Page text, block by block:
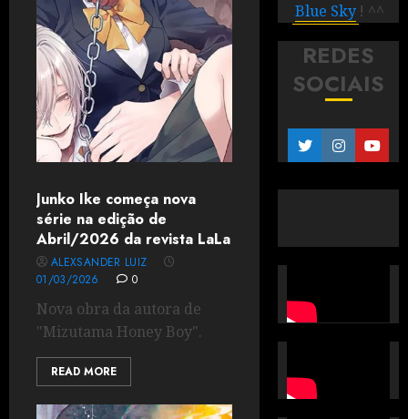
Junko Ike começa nova
série na edição de
Abril/2026 da revista LaLa
ALEXSANDER LUIZ
01/03/2026
0
Nova obra da autora de
"Mizutama Honey Boy".
READ MORE
Blue Sky ! ^^
REDES
SOCIAIS